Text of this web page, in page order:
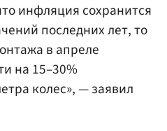
инфляция сохранится
последних лет, то
в апреле
на 15–30%
колес», — заявил